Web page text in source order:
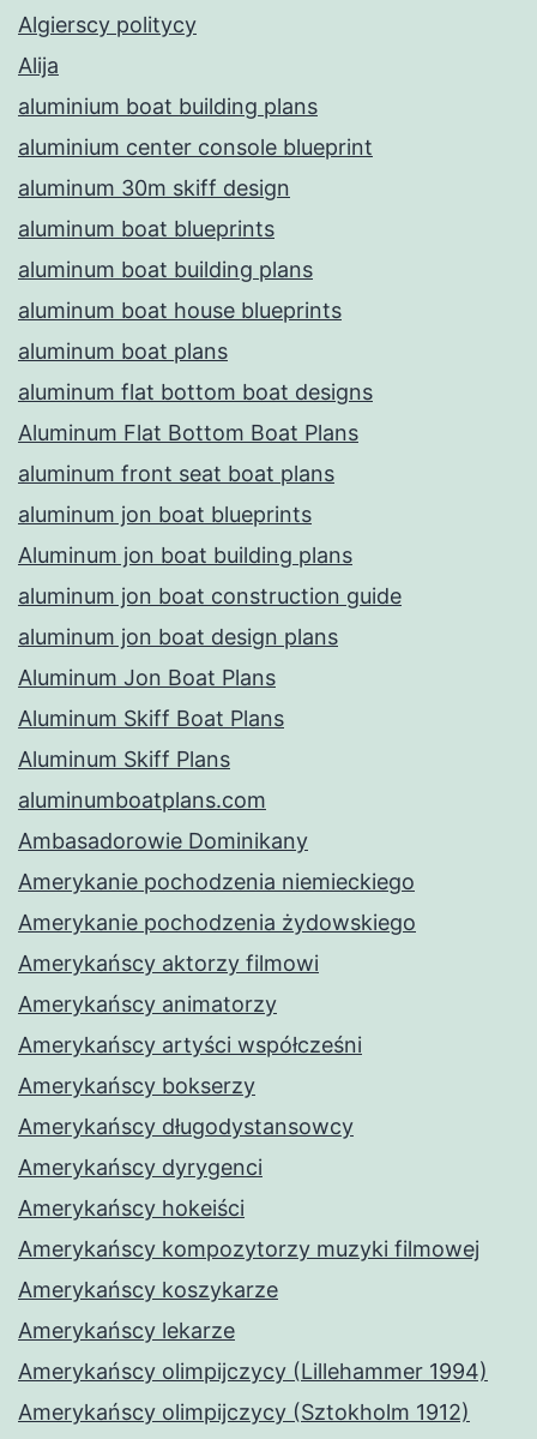
Algierscy politycy
Alija
aluminium boat building plans
aluminium center console blueprint
aluminum 30m skiff design
aluminum boat blueprints
aluminum boat building plans
aluminum boat house blueprints
aluminum boat plans
aluminum flat bottom boat designs
Aluminum Flat Bottom Boat Plans
aluminum front seat boat plans
aluminum jon boat blueprints
Aluminum jon boat building plans
aluminum jon boat construction guide
aluminum jon boat design plans
Aluminum Jon Boat Plans
Aluminum Skiff Boat Plans
Aluminum Skiff Plans
aluminumboatplans.com
Ambasadorowie Dominikany
Amerykanie pochodzenia niemieckiego
Amerykanie pochodzenia żydowskiego
Amerykańscy aktorzy filmowi
Amerykańscy animatorzy
Amerykańscy artyści współcześni
Amerykańscy bokserzy
Amerykańscy długodystansowcy
Amerykańscy dyrygenci
Amerykańscy hokeiści
Amerykańscy kompozytorzy muzyki filmowej
Amerykańscy koszykarze
Amerykańscy lekarze
Amerykańscy olimpijczycy (Lillehammer 1994)
Amerykańscy olimpijczycy (Sztokholm 1912)